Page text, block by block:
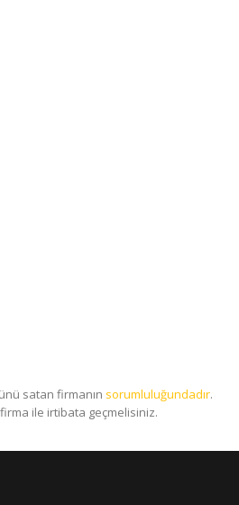
satan firmanın sorumluluğundadır.
firma ile irtibata geçmelisiniz.